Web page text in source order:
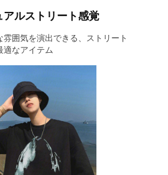
アルストリート感覚
囲気を演出できる、ストリート
適なアイテム